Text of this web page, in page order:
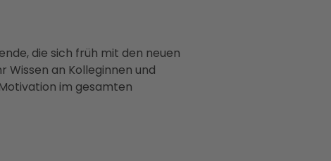
die sich früh mit den neuen
an Kolleginnen und
im gesamten